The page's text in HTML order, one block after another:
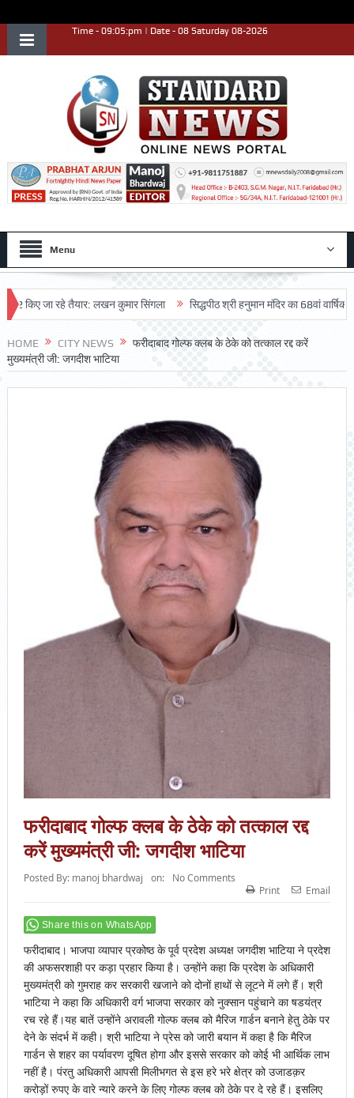
Time - 09:05:pm | Date - 08 Saturday 08-2026
Menu
जा रहे तैयार: लखन कुमार सिंगला सिद्धपीठ श्री हनुमान मंदिर का 68वां वार्षिकोत्सव
HOME CITY NEWS
फरीदाबाद गोल्फ क्लब के ठेके को तत्काल रद्द करें
मुख्यमंत्री जी: जगदीश भाटिया
फरीदाबाद गोल्फ क्लब के ठेके को तत्काल रद्द
करें मुख्यमंत्री जी: जगदीश भाटिया
Posted By: manoj bhardwaj on:
No Comments
Print
Email
Share this on WhatsApp
फरीदाबाद। भाजपा व्यापार प्रकोष्ठ के पूर्व प्रदेश अध्यक्ष जगदीश भाटिया ने प्रदेश
की अफसरशाही पर कड़ा प्रहार किया है। उन्होंने कहा कि प्रदेश के अधिकारी
मुख्यमंत्री को गुमराह कर सरकारी खजाने को दोनों हाथों से लूटने में लगे हैं। श्री
भाटिया ने कहा कि अधिकारी वर्ग भाजपा सरकार को नुक्सान पहुंचाने का षडयंत्र
रच रहे हैं।यह बातें उन्होंने अरावली गोल्फ क्लब को मैरिज गार्डन बनाने हेतु ठेके पर
देने के संदर्भ में कही। श्री भाटिया ने प्रेस को जारी बयान में कहा है कि मैरिज
गार्डन से शहर का पर्यावरण दूषित होगा और इससे सरकार को कोई भी आर्थिक लाभ
नहीं है। पंरतु अधिकारी आपसी मिलीभगत से इस हरे भरे क्षेत्र को उजाडक़र
करोड़ों रुपए के वारे न्यारे करने के लिए गोल्फ क्लब को ठेके पर दे रहे हैं। इसलिए